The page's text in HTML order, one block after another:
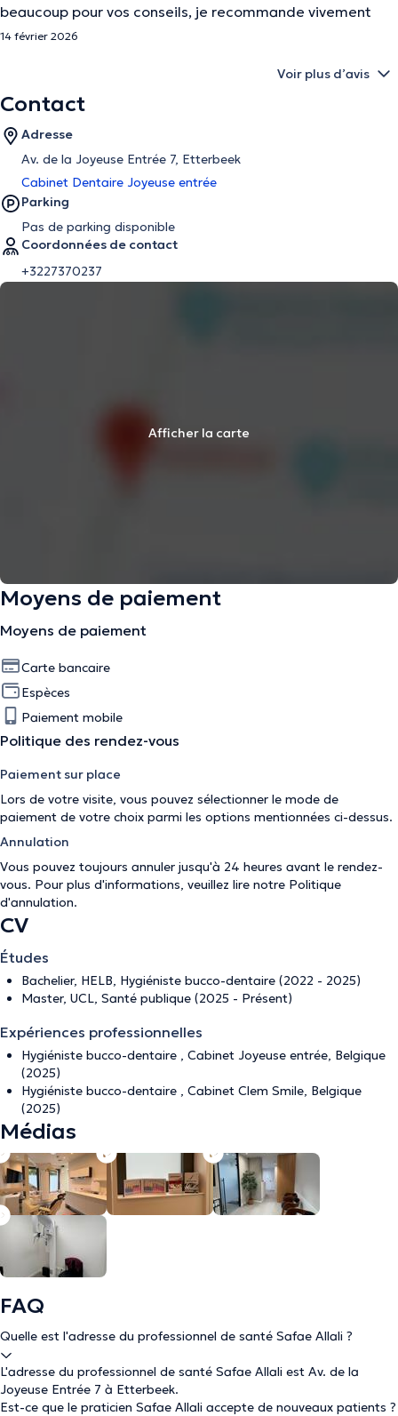
beaucoup pour vos conseils, je recommande vivement
14 février 2026
Voir plus d’avis
Contact
Adresse
Av. de la Joyeuse Entrée 7, Etterbeek
Cabinet Dentaire Joyeuse entrée
Parking
Pas de parking disponible
Coordonnées de contact
+3227370237
Afficher la carte
Moyens de paiement
Moyens de paiement
Carte bancaire
Espèces
Paiement mobile
Politique des rendez-vous
Paiement sur place
Lors de votre visite, vous pouvez sélectionner le mode de
paiement de votre choix parmi les options mentionnées ci-dessus.
Annulation
Vous pouvez toujours annuler jusqu'à 24 heures avant le rendez-
vous. Pour plus d'informations, veuillez lire notre Politique
d'annulation.
CV
Études
Bachelier, HELB, Hygiéniste bucco-dentaire (2022 - 2025)
Master, UCL, Santé publique (2025 - Présent)
Expériences professionnelles
Hygiéniste bucco-dentaire , Cabinet Joyeuse entrée, Belgique
(2025)
Hygiéniste bucco-dentaire , Cabinet Clem Smile, Belgique
(2025)
Médias
FAQ
Quelle est l'adresse du professionnel de santé Safae Allali ?
L'adresse du professionnel de santé Safae Allali est Av. de la
Joyeuse Entrée 7 à Etterbeek.
Est-ce que le praticien Safae Allali accepte de nouveaux patients ?